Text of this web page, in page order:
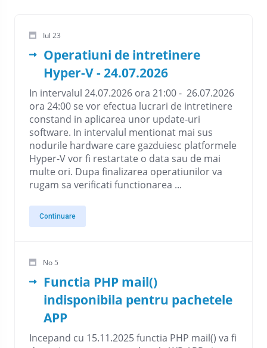
Iul 23
Operatiuni de intretinere
Hyper-V - 24.07.2026
In intervalul 24.07.2026 ora 21:00 - 26.07.2026
ora 24:00 se vor efectua lucrari de intretinere
constand in aplicarea unor update-uri
software. In intervalul mentionat mai sus
nodurile hardware care gazduiesc platformele
Hyper-V vor fi restartate o data sau de mai
multe ori. Dupa finalizarea operatiunilor va
rugam sa verificati functionarea ...
Continuare
No 5
Functia PHP mail()
indisponibila pentru pachetele
APP
Incepand cu 15.11.2025 functia PHP mail() va fi